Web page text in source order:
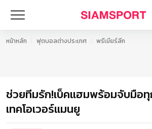
หน้าหลัก ฟุตบอลต่างประเทศ พรีเมียร์ลีก
ช่วยทีมรัก!เบ็คแฮมพร้อมจับมือ
เทคโอเวอร์แมนยู